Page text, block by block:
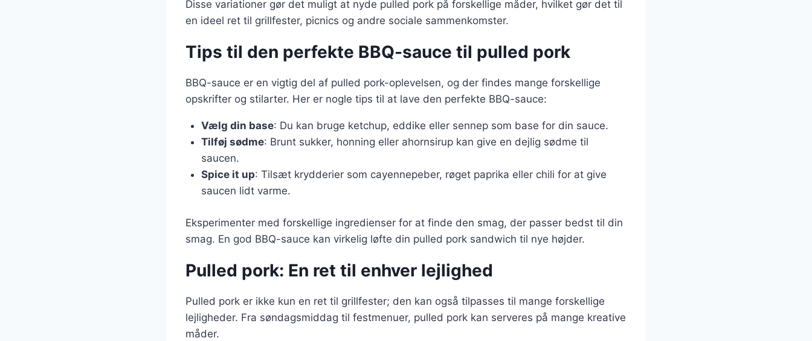
Disse variationer gør det muligt at nyde pulled pork på forskellige måder, hvilket gør det til
en ideel ret til grillfester, picnics og andre sociale sammenkomster.
Tips til den perfekte BBQ-sauce til pulled pork
BBQ-sauce er en vigtig del af pulled pork-oplevelsen, og der findes mange forskellige
opskrifter og stilarter. Her er nogle tips til at lave den perfekte BBQ-sauce:
Vælg din base: Du kan bruge ketchup, eddike eller sennep som base for din sauce.
Tilføj sødme: Brunt sukker, honning eller ahornsirup kan give en dejlig sødme til
saucen.
Spice it up: Tilsæt krydderier som cayennepeber, røget paprika eller chili for at give
saucen lidt varme.
Eksperimenter med forskellige ingredienser for at finde den smag, der passer bedst til din
smag. En god BBQ-sauce kan virkelig løfte din pulled pork sandwich til nye højder.
Pulled pork: En ret til enhver lejlighed
Pulled pork er ikke kun en ret til grillfester; den kan også tilpasses til mange forskellige
lejligheder. Fra søndagsmiddag til festmenuer, pulled pork kan serveres på mange kreative
måder.